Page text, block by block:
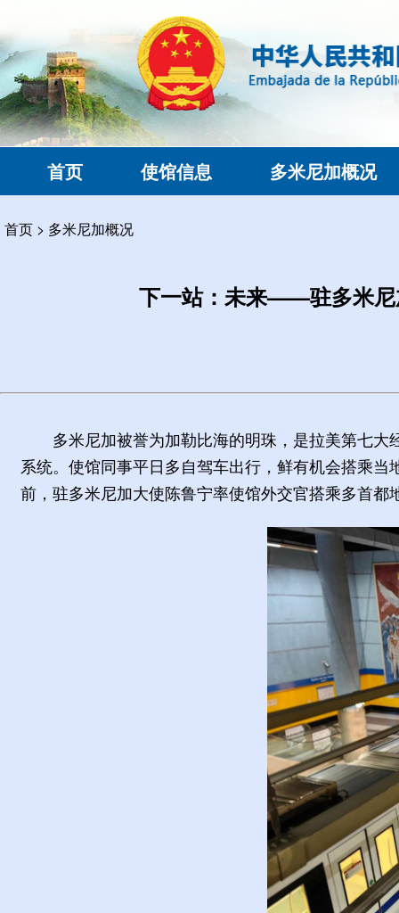
首页 使馆信息 多米尼加概况
首页 > 多米尼加概况
下一站：未来——驻多米尼
多米尼加被誉为加勒比海的明珠，是拉美第七
系统。使馆同事平日多自驾车出行，鲜有机会搭乘当
前，驻多米尼加大使陈鲁宁率使馆外交官搭乘多首